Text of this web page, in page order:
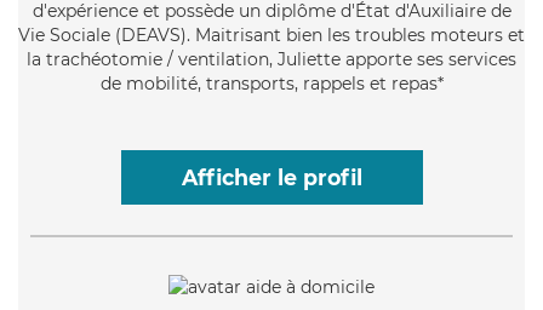
d'expérience et possède un diplôme d'État d'Auxiliaire de
Vie Sociale (DEAVS). Maitrisant bien les troubles moteurs et
la trachéotomie / ventilation, Juliette apporte ses services
de mobilité, transports, rappels et repas*
Afficher le profil